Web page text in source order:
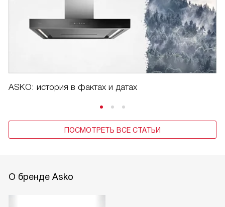
ASKO: история в фактах и датах
ПОСМОТРЕТЬ ВСЕ СТАТЬИ
О бренде Asko